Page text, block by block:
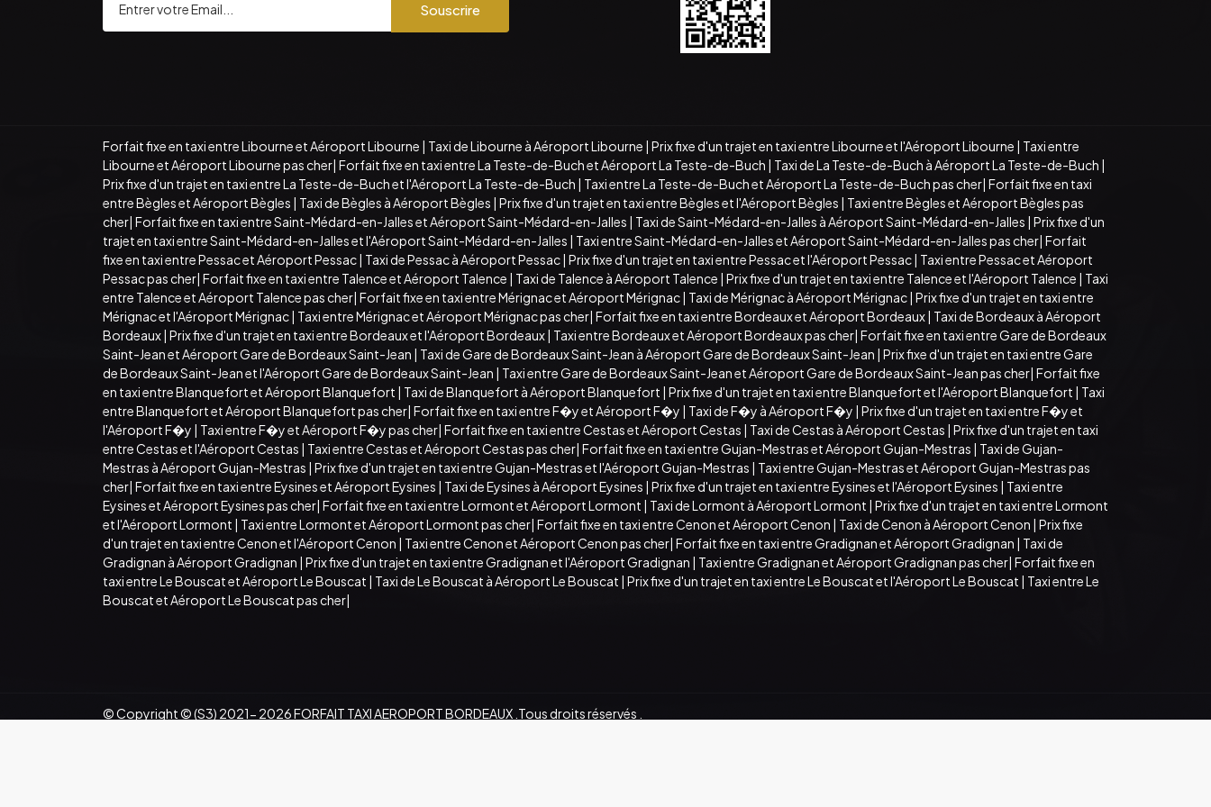
Souscrire
Forfait fixe en taxi entre Libourne et Aéroport Libourne | Taxi de Libourne à Aéroport Libourne | Prix fixe d'un trajet en taxi entre Libourne et l'Aéroport Libourne | Taxi entre
Libourne et Aéroport Libourne pas cher| Forfait fixe en taxi entre La Teste-de-Buch et Aéroport La Teste-de-Buch | Taxi de La Teste-de-Buch à Aéroport La Teste-de-Buch |
Prix fixe d'un trajet en taxi entre La Teste-de-Buch et l'Aéroport La Teste-de-Buch | Taxi entre La Teste-de-Buch et Aéroport La Teste-de-Buch pas cher| Forfait fixe en taxi
entre Bègles et Aéroport Bègles | Taxi de Bègles à Aéroport Bègles | Prix fixe d'un trajet en taxi entre Bègles et l'Aéroport Bègles | Taxi entre Bègles et Aéroport Bègles pas
cher| Forfait fixe en taxi entre Saint-Médard-en-Jalles et Aéroport Saint-Médard-en-Jalles | Taxi de Saint-Médard-en-Jalles à Aéroport Saint-Médard-en-Jalles | Prix fixe d'un
trajet en taxi entre Saint-Médard-en-Jalles et l'Aéroport Saint-Médard-en-Jalles | Taxi entre Saint-Médard-en-Jalles et Aéroport Saint-Médard-en-Jalles pas cher| Forfait
fixe en taxi entre Pessac et Aéroport Pessac| Taxi de Pessac à Aéroport Pessac| Prix fixe d'un trajet en taxi entre Pessac et l'Aéroport Pessac| Taxi entre Pessac et Aéroport
Pessac pas cher| Forfait fixe en taxi entre Talence et Aéroport Talence | Taxi de Talence à Aéroport Talence | Prix fixe d'un trajet en taxi entre Talence et l'Aéroport Talence | Taxi
entre Talence et Aéroport Talence pas cher| Forfait fixe en taxi entre Mérignac et Aéroport Mérignac| Taxi de Mérignac à Aéroport Mérignac| Prix fixe d'un trajet en taxi entre
Mérignac et l'Aéroport Mérignac| Taxi entre Mérignac et Aéroport Mérignac pas cher| Forfait fixe en taxi entre Bordeaux et Aéroport Bordeaux| Taxi de Bordeaux à Aéroport
Bordeaux| Prix fixe d'un trajet en taxi entre Bordeaux et l'Aéroport Bordeaux| Taxi entre Bordeaux et Aéroport Bordeaux pas cher| Forfait fixe en taxi entre Gare de Bordeaux
Saint-Jean et Aéroport Gare de Bordeaux Saint-Jean | Taxi de Gare de Bordeaux Saint-Jean à Aéroport Gare de Bordeaux Saint-Jean | Prix fixe d'un trajet en taxi entre Gare
de Bordeaux Saint-Jean et l'Aéroport Gare de Bordeaux Saint-Jean | Taxi entre Gare de Bordeaux Saint-Jean et Aéroport Gare de Bordeaux Saint-Jean pas cher| Forfait fixe
en taxi entre Blanquefort et Aéroport Blanquefort | Taxi de Blanquefort à Aéroport Blanquefort | Prix fixe d'un trajet en taxi entre Blanquefort et l'Aéroport Blanquefort | Taxi
entre Blanquefort et Aéroport Blanquefort pas cher| Forfait fixe en taxi entre F�y et Aéroport F�y | Taxi de F�y à Aéroport F�y | Prix fixe d'un trajet en taxi entre F�y et
l'Aéroport F�y | Taxi entre F�y et Aéroport F�y pas cher| Forfait fixe en taxi entre Cestas et Aéroport Cestas | Taxi de Cestas à Aéroport Cestas | Prix fixe d'un trajet en taxi
entre Cestas et l'Aéroport Cestas | Taxi entre Cestas et Aéroport Cestas pas cher| Forfait fixe en taxi entre Gujan-Mestras et Aéroport Gujan-Mestras | Taxi de Gujan-
Mestras à Aéroport Gujan-Mestras | Prix fixe d'un trajet en taxi entre Gujan-Mestras et l'Aéroport Gujan-Mestras | Taxi entre Gujan-Mestras et Aéroport Gujan-Mestras pas
cher| Forfait fixe en taxi entre Eysines et Aéroport Eysines | Taxi de Eysines à Aéroport Eysines | Prix fixe d'un trajet en taxi entre Eysines et l'Aéroport Eysines | Taxi entre
Eysines et Aéroport Eysines pas cher| Forfait fixe en taxi entre Lormont et Aéroport Lormont | Taxi de Lormont à Aéroport Lormont | Prix fixe d'un trajet en taxi entre Lormont
et l'Aéroport Lormont | Taxi entre Lormont et Aéroport Lormont pas cher| Forfait fixe en taxi entre Cenon et Aéroport Cenon | Taxi de Cenon à Aéroport Cenon | Prix fixe
d'un trajet en taxi entre Cenon et l'Aéroport Cenon | Taxi entre Cenon et Aéroport Cenon pas cher| Forfait fixe en taxi entre Gradignan et Aéroport Gradignan | Taxi de
Gradignan à Aéroport Gradignan | Prix fixe d'un trajet en taxi entre Gradignan et l'Aéroport Gradignan | Taxi entre Gradignan et Aéroport Gradignan pas cher| Forfait fixe en
taxi entre Le Bouscat et Aéroport Le Bouscat | Taxi de Le Bouscat à Aéroport Le Bouscat | Prix fixe d'un trajet en taxi entre Le Bouscat et l'Aéroport Le Bouscat | Taxi entre Le
Bouscat et Aéroport Le Bouscat pas cher|
© Copyright © (S3) 2021- 2026 FORFAIT TAXI AEROPORT BORDEAUX .Tous droits réservés .